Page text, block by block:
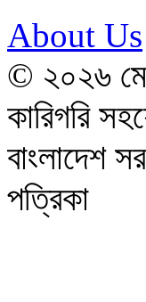
About Us
© ২০২৬
কারিগরি
বাংলাদেশ
পত্রিকা